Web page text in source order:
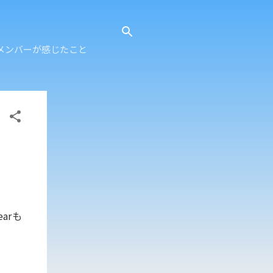
ンバーが感じたこと
も